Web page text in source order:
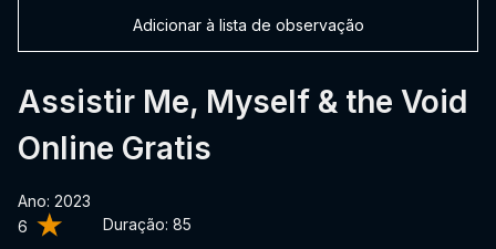
6 Duração: 85
Assistir Me, Myself & the Void
Online Gratis
Ano: 2023
Adicionar à lista de observação